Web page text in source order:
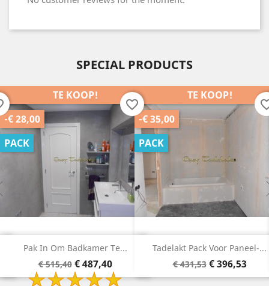
SPECIAL PRODUCTS
Tadelakt Pack Voor Paneel-...
Basisprijs
€ 431,53 Prijs
€ 396,53
TE KOOP!
-€ 35,00
PACK
favorite_border
Tadelakt Pack Om
Basisprijs
€ 340,78 Prijs
€ 315,78
TE KOOP!
-€ 25,00
PACK